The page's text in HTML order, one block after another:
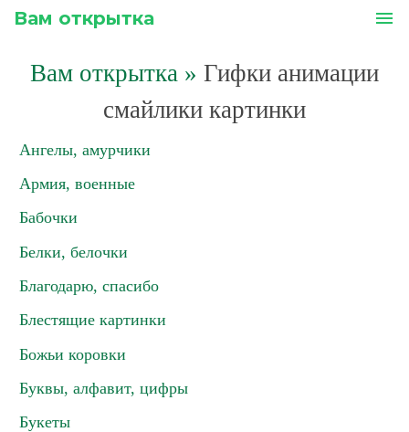
Вам открытка menu
Вам открытка » Гифки анимации
смайлики картинки
Ангелы, амурчики
Армия, военные
Бабочки
Белки, белочки
Благодарю, спасибо
Блестящие картинки
Божьи коровки
Буквы, алфавит, цифры
Букеты